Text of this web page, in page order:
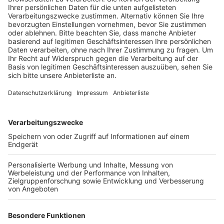
Veröffentlicht:Samstag, 13.02.2021 08:09
Anzeige
Stadt und Land hätten mit den Kontaktregeln
gemacht was möglich war, mehr gehe nicht. Jetzt sei
jeder Einzelne gefragt, mit Zivilcourage zu handeln.
beitragen, dass alle länger auf Lockerungen warten
müssten und die Kinder nicht in die Schule gehen
könnten so die Oberbürgermeisterin. An
Weiberfastnacht hatte die Kölner Polizei unter
anderem eine größere illegale Party mit etwa 50
Gästen im Blücherpark aufgelöst. Gegen 29 von ihnen
wurde ein Bußgeldverfahren eingeleitet, ihnen droht
jetzt eine Strafe von 250 Euro pro Person. Die Stadt